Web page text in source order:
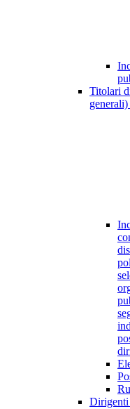
Titolari
generali)
Dirigenti